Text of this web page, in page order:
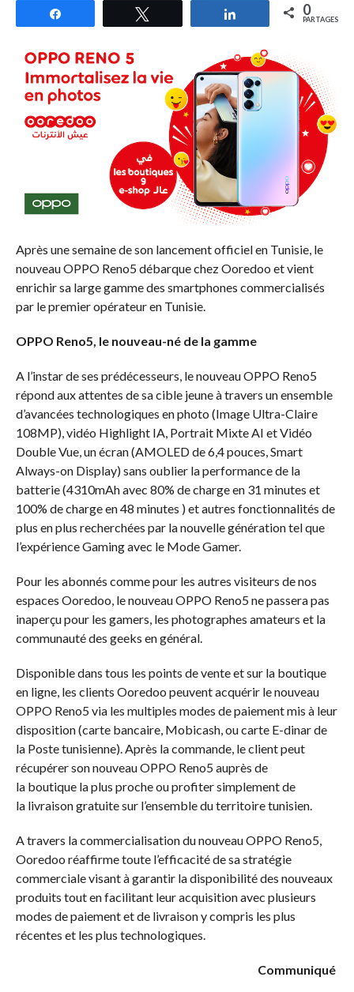
Partagez 0
PARTAGES
Après une semaine de son lancement officiel en Tunisie, le
nouveau OPPO Reno5 débarque chez Ooredoo et vient
enrichir sa large gamme des smartphones commercialisés
par le premier opérateur en Tunisie.
OPPO Reno5, le nouveau-né de la gamme
A l’instar de ses prédécesseurs, le nouveau OPPO Reno5
répond aux attentes de sa cible jeune à travers un ensemble
d’avancées technologiques en photo (Image Ultra-Claire
108MP), vidéo Highlight IA, Portrait Mixte AI et Vidéo
Double Vue, un écran (AMOLED de 6,4 pouces, Smart
Always-on Display) sans oublier la performance de la
batterie (4310mAh avec 80% de charge en 31 minutes et
100% de charge en 48 minutes ) et autres fonctionnalités de
plus en plus recherchées par la nouvelle génération tel que
l’expérience Gaming avec le Mode Gamer.
Pour les abonnés comme pour les autres visiteurs de nos
espaces Ooredoo, le nouveau OPPO Reno5 ne passera pas
inaperçu pour les gamers, les photographes amateurs et la
communauté des geeks en général.
Disponible dans tous les points de vente et sur la boutique
en ligne, les clients Ooredoo peuvent acquérir le nouveau
OPPO Reno5 via les multiples modes de paiement mis à leur
disposition (carte bancaire, Mobicash, ou carte E-dinar de
la Poste tunisienne). Après la commande, le client peut
récupérer son nouveau OPPO Reno5 auprès de
la boutique la plus proche ou profiter simplement de
la livraison gratuite sur l’ensemble du territoire tunisien.
A travers la commercialisation du nouveau OPPO Reno5,
Ooredoo réaffirme toute l’efficacité de sa stratégie
commerciale visant à garantir la disponibilité des nouveaux
produits tout en facilitant leur acquisition avec plusieurs
modes de paiement et de livraison y compris les plus
récentes et les plus technologiques.
Communiqué